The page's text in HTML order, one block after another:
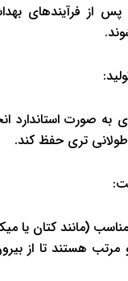
پس از فرآیندهای
به صورت استاندارد
تری حفظ کند.
(مانند کتان یا
هستند تا از